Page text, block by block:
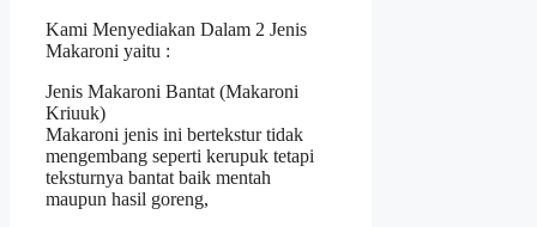
Kami Menyediakan Dalam 2 Jenis
Makaroni yaitu :
Jenis Makaroni Bantat (Makaroni
Kriuuk)
Makaroni jenis ini bertekstur tidak
mengembang seperti kerupuk tetapi
teksturnya bantat baik mentah
maupun hasil goreng,